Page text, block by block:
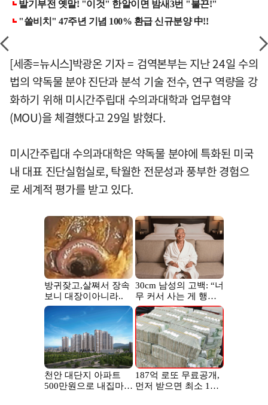
[세종=뉴시스]박광온 기자 = 검역본부는 지난 24일 수의
법의 약독물 분야 진단과 분석 기술 전수, 연구 역량을 강
화하기 위해 미시간주립대 수의과대학과 업무협약
(MOU)을 체결했다고 29일 밝혔다.
미시간주립대 수의과대학은 약독물 분야에 특화된 미국
내 대표 진단실험실로, 탁월한 전문성과 풍부한 경험으
로 세계적 평가를 받고 있다.